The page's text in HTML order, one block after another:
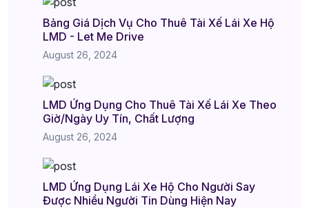
Bảng Giá Dịch Vụ Cho Thuê Tài Xế Lái Xe Hộ
LMD - Let Me Drive
August 26, 2024
LMD Ứng Dụng Cho Thuê Tài Xế Lái Xe Theo
Giờ/Ngày Uy Tín, Chất Lượng
August 26, 2024
LMD Ứng Dụng Lái Xe Hộ Cho Người Say
Được Nhiều Người Tin Dùng Hiện Nay